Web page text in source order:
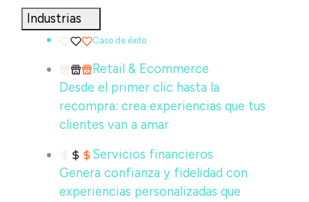
Industrias
Caso de éxito
Retail & Ecommerce
Desde el primer clic hasta la
recompra: crea experiencias que tus
clientes van a amar
Servicios financieros
Genera confianza y fidelidad con
experiencias personalizadas que